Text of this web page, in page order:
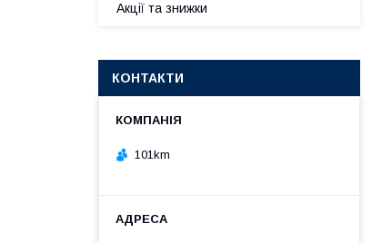
Акції та знижки
КОНТАКТИ
101km